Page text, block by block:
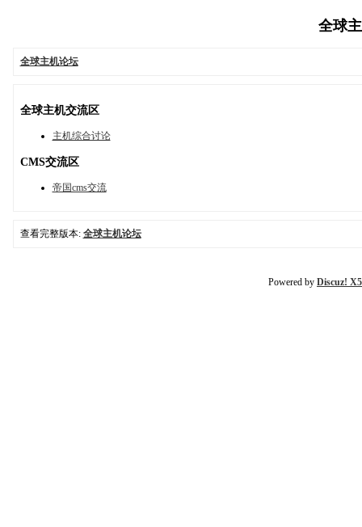
全球
全球主机论坛
全球主机交流区
主机综合讨论
CMS交流区
帝国cms交流
查看完整版本: 全球主机论坛
Powered by Discuz!